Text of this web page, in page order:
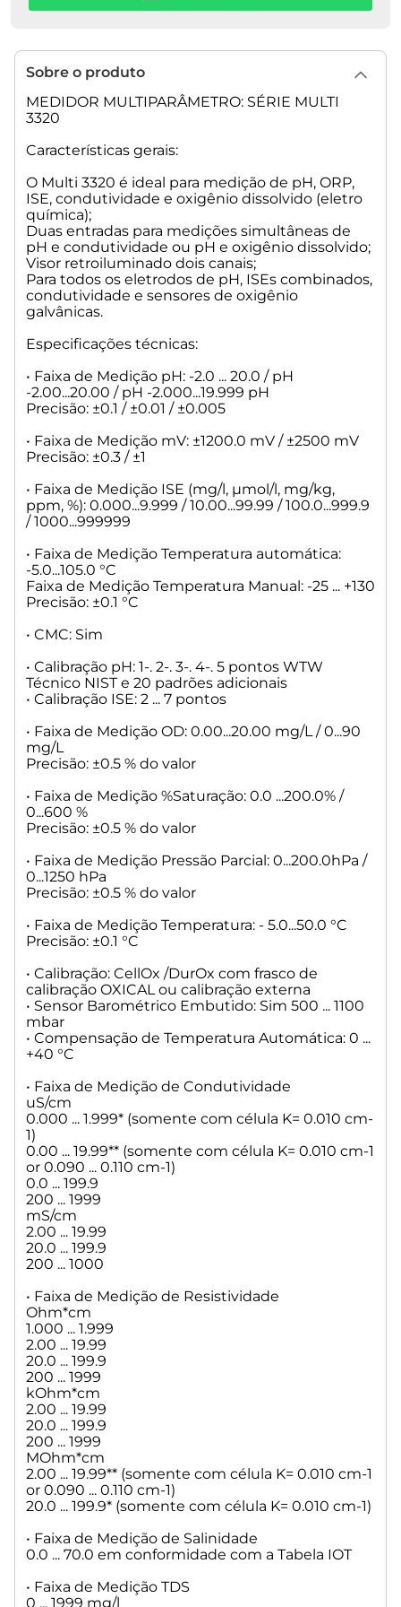
• Faixa de Medição OD: 0.00...20.00 mg/L / 0...90 mg/L
• Faixa de Medição %Saturação: 0.0 ...200.0% / 0...600 %
Precisão: ±0.5 % do valor
• Faixa de Medição Pressão Parcial: 0...200.0hPa / 0...1250 hPa
Precisão: ±0.1 °C
• Calibração: CellOx /DurOx com frasco de calibração OXICAL
ou calibração externa
• Sensor Barométrico Embutido: Sim 500 ... 1100 mbar
• Compensação de Temperatura Automática: 0 ... +40 °C
• Faixa de Medição de Condutividade
uS/cm
0.000 ... 1.999* (somente com célula K= 0.010 cm-1)
0.00 ... 19.99** (somente com célula K= 0.010 cm-1 or 0.090 ...
0.110 cm-1)
0.0 ... 199.9
200 ... 1999
2.00 ... 19.99
20.0 ... 199.9
• Faixa de Medição de Resistividade
Ohm*cm
2.00 ... 19.99
20.0 ... 199.9
200 ... 1999
kOhm*cm
2.00 ... 19.99
20.0 ... 199.9
200 ... 1999
MOhm*cm
2.00 ... 19.99** (somente com célula K= 0.010 cm-1 or 0.090 ...
20.0 ... 199.9* (somente com célula K= 0.010 cm-1)
• Faixa de Medição de Salinidade
• Faixa de Medição TDS
0 ... 1999 mg/l
20.0 ... 199.9 g/l
Precisão: ±0.5 % do Val
Constantes que podem ser calibradas no range:
0.450 ... 0.500 cm-1
0.800 ... 0.880 cm-1
Constantes ajustáveis:
0.090 ... 0.110 cm-1
0.010 cm-1 (fixed)
0.250 ... 25.000 cm-1
20 °C(Tref20)
25 °C (Tref25)
• Memória de Calibração: Até 10 calibrações
• Indicação de Temperatura: C e F
• Autoread: Manual ou Automática
• Display: LCD, backlit
• Memória: manual 200/5000 automática
• Logger: manual/tempo controlado
• Saída: USB 1.1
• Alimentação: 4 x 1.5 V AA ou 4 x 1.2 V NiMH-bateria
recarregável
• Tempo de vida da bateria: até 100 horas / 800 horas com
backlit
• Grau de Proteção: IP67
• Resistência de entrada do sensor: > 5 * 10^12 ohm
• Entrada de Corrente Sensor:
Sobre o produto
MEDIDOR MULTIPARÂMETRO: SÉRIE MULTI
3320
Características gerais:
O Multi 3320 é ideal para medição de pH, ORP,
ISE, condutividade e oxigênio dissolvido (eletro
química);
Duas entradas para medições simultâneas de
pH e condutividade ou pH e oxigênio dissolvido;
Visor retroiluminado dois canais;
Para todos os eletrodos de pH, ISEs combinados,
condutividade e sensores de oxigênio
galvânicas.
Especificações técnicas:
• Faixa de Medição pH: -2.0 ... 20.0 / pH
-2.00...20.00 / pH -2.000...19.999 pH
Precisão: ±0.1 / ±0.01 / ±0.005
• Faixa de Medição mV: ±1200.0 mV / ±2500 mV
Precisão: ±0.3 / ±1
• Faixa de Medição ISE (mg/l, µmol/l, mg/kg,
ppm, %): 0.000...9.999 / 10.00...99.99 / 100.0...999.9
/ 1000...999999
• Faixa de Medição Temperatura automática:
-5.0...105.0 °C
Faixa de Medição Temperatura Manual: -25 ... +130
Precisão: ±0.1 °C
• CMC: Sim
• Calibração pH: 1-. 2-. 3-. 4-. 5 pontos WTW
Técnico NIST e 20 padrões adicionais
• Calibração ISE: 2 ... 7 pontos
• Faixa de Medição OD: 0.00...20.00 mg/L / 0...90
mg/L
Precisão: ±0.5 % do valor
• Faixa de Medição %Saturação: 0.0 ...200.0% /
0...600 %
Precisão: ±0.5 % do valor
• Faixa de Medição Pressão Parcial: 0...200.0hPa /
0...1250 hPa
Precisão: ±0.5 % do valor
• Faixa de Medição Temperatura: - 5.0...50.0 °C
Precisão: ±0.1 °C
• Calibração: CellOx /DurOx com frasco de
calibração OXICAL ou calibração externa
• Sensor Barométrico Embutido: Sim 500 ... 1100
mbar
• Compensação de Temperatura Automática: 0 ...
+40 °C
• Faixa de Medição de Condutividade
uS/cm
0.000 ... 1.999* (somente com célula K= 0.010 cm-
1)
0.00 ... 19.99** (somente com célula K= 0.010 cm-1
or 0.090 ... 0.110 cm-1)
0.0 ... 199.9
200 ... 1999
mS/cm
2.00 ... 19.99
20.0 ... 199.9
200 ... 1000
• Faixa de Medição de Resistividade
Ohm*cm
1.000 ... 1.999
2.00 ... 19.99
20.0 ... 199.9
200 ... 1999
kOhm*cm
2.00 ... 19.99
20.0 ... 199.9
200 ... 1999
MOhm*cm
2.00 ... 19.99** (somente com célula K= 0.010 cm-1
or 0.090 ... 0.110 cm-1)
20.0 ... 199.9* (somente com célula K= 0.010 cm-1)
• Faixa de Medição de Salinidade
0.0 ... 70.0 em conformidade com a Tabela IOT
• Faixa de Medição TDS
0 ... 1999 mg/l